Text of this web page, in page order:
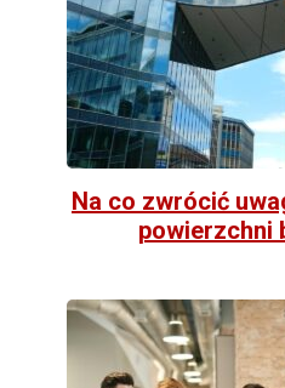
Na co zwrócić
powierzchni